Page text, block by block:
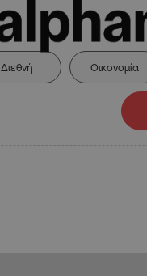
Διεθνή Οικονομία